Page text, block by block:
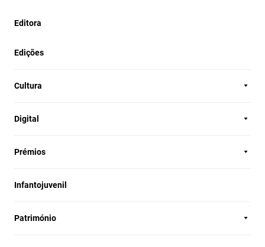
Editora
Edições
Cultura
Digital
Prémios
Infantojuvenil
Património